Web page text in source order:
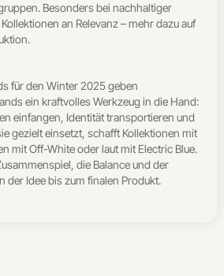
Besonders bei nachhaltiger
an Relevanz – mehr dazu auf
für den Winter 2025 geben
ein kraftvolles Werkzeug in die Hand:
einfangen, Identität transportieren und
gezielt einsetzt, schafft Kollektionen mit
mit Off-White oder laut mit Electric Blue.
die Balance und der
der Idee bis zum finalen Produkt.